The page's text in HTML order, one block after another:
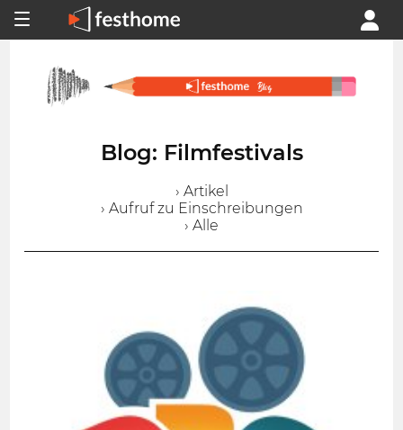
Blog: Filmfestivals
› Artikel
› Aufruf zu Einschreibungen
› Alle